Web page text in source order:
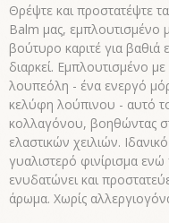
Θρέψτε και προστατέψτε
Balm μας, εμπλουτισμένο
βούτυρο καριτέ για
διαρκεί. Εμπλουτισμένο
λουπεόλη - ένα ενεργό
κελύφη λούπινου - αυτό
κολλαγόνου, βοηθώντας
ελαστικών χειλιών.
γυαλιστερό φινίρισμα
ενυδατώνει και
άρωμα. Χωρίς